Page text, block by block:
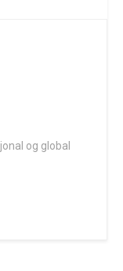
og global